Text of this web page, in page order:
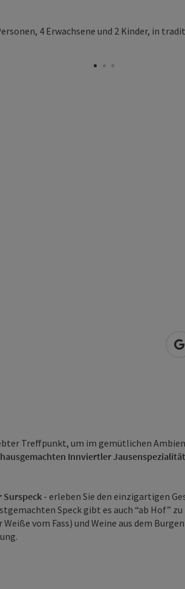
Treffpunkt, um im gemütlichen
hausgemachten Innviertler
Surspeck - erleben Sie den einzigartigen
Speck gibt es auch “ab Hof” zu
vom Fass) und Weine aus dem